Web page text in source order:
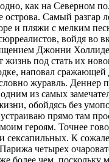
как на Северном
Самый разгар
и пляжи с мелким
войдя во
Джонни
жизнь под стать их
наповал сражающей
журавль. Деннер
одним из самых
обойдясь без
прямо там
героям. Точнее
К
четырех